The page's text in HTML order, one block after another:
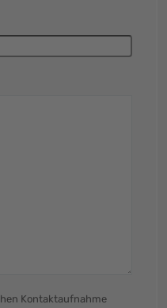
Kontaktaufnahme